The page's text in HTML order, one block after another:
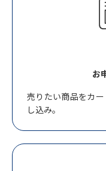
お
売りたい商品をカ
し込み。